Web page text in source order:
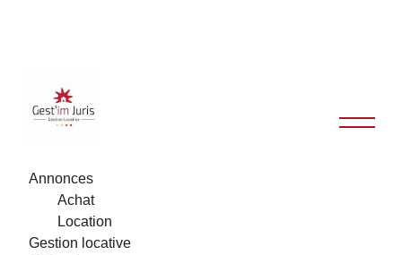
Annonces
Achat
Location
Gestion locative